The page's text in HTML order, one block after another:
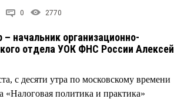
0 2770
– начальник организационно-
отдела УОК ФНС России Алексей
с десяти утра по московскому времени
«Налоговая политика и практика»